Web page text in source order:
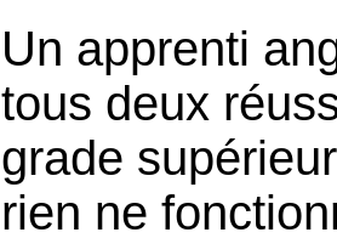
Un apprenti
tous deux
grade
rien ne